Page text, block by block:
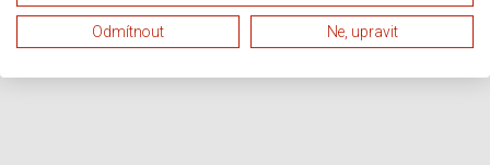
Odmítnout Ne, upravit